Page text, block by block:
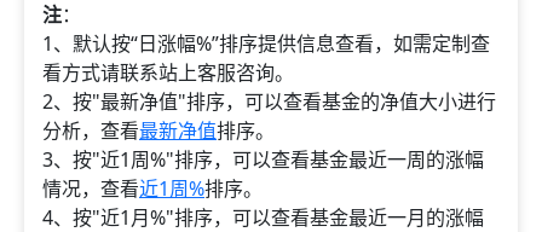
注：
1、默认按“日涨幅%”排序提供信息查看，如需定制查
看方式请联系站上客服咨询。
2、按"最新净值"排序，可以查看基金的净值大小进行
分析，查看最新净值排序。
3、按"近1周%"排序，可以查看基金最近一周的涨幅
情况，查看近1周%排序。
4、按"近1月%"排序，可以查看基金最近一月的涨幅